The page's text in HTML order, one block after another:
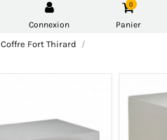
Connexion
0
Panier
Coffre Fort Thirard